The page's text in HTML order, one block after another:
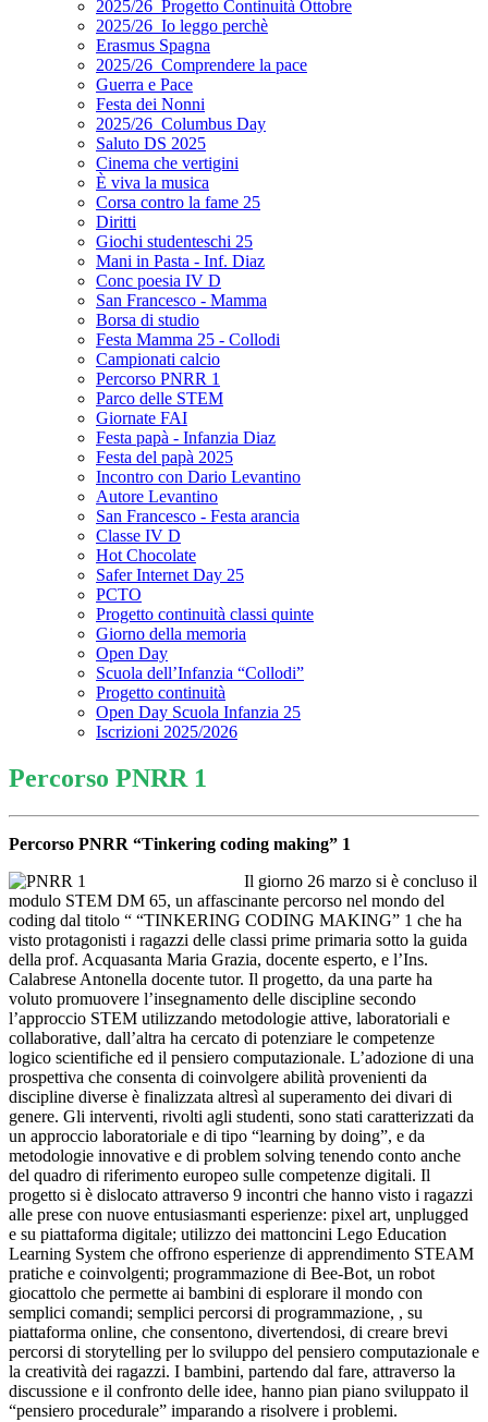
2025/26_Progetto Continuità Ottobre
2025/26_Io leggo perchè
Erasmus Spagna
2025/26_Comprendere la pace
Guerra e Pace
Festa dei Nonni
2025/26_Columbus Day
Saluto DS 2025
Cinema che vertigini
È viva la musica
Corsa contro la fame 25
Diritti
Giochi studenteschi 25
Mani in Pasta - Inf. Diaz
Conc poesia IV D
San Francesco - Mamma
Borsa di studio
Festa Mamma 25 - Collodi
Campionati calcio
Percorso PNRR 1
Parco delle STEM
Giornate FAI
Festa papà - Infanzia Diaz
Festa del papà 2025
Incontro con Dario Levantino
Autore Levantino
San Francesco - Festa arancia
Classe IV D
Hot Chocolate
Safer Internet Day 25
PCTO
Progetto continuità classi quinte
Giorno della memoria
Open Day
Scuola dell’Infanzia “Collodi”
Progetto continuità
Open Day Scuola Infanzia 25
Iscrizioni 2025/2026
Percorso PNRR 1
Percorso PNRR “Tinkering coding making” 1
Il giorno 26 marzo si è concluso il
modulo STEM DM 65, un affascinante percorso nel mondo del
coding dal titolo “ “TINKERING CODING MAKING” 1 che ha
visto protagonisti i ragazzi delle classi prime primaria sotto la guida
della prof. Acquasanta Maria Grazia, docente esperto, e l’Ins.
Calabrese Antonella docente tutor. Il progetto, da una parte ha
voluto promuovere l’insegnamento delle discipline secondo
l’approccio STEM utilizzando metodologie attive, laboratoriali e
collaborative, dall’altra ha cercato di potenziare le competenze
logico scientifiche ed il pensiero computazionale. L’adozione di una
prospettiva che consenta di coinvolgere abilità provenienti da
discipline diverse è finalizzata altresì al superamento dei divari di
genere. Gli interventi, rivolti agli studenti, sono stati caratterizzati da
un approccio laboratoriale e di tipo “learning by doing”, e da
metodologie innovative e di problem solving tenendo conto anche
del quadro di riferimento europeo sulle competenze digitali. Il
progetto si è dislocato attraverso 9 incontri che hanno visto i ragazzi
alle prese con nuove entusiasmanti esperienze: pixel art, unplugged
e su piattaforma digitale; utilizzo dei mattoncini Lego Education
Learning System che offrono esperienze di apprendimento STEAM
pratiche e coinvolgenti; programmazione di Bee-Bot, un robot
giocattolo che permette ai bambini di esplorare il mondo con
semplici comandi; semplici percorsi di programmazione, , su
piattaforma online, che consentono, divertendosi, di creare brevi
percorsi di storytelling per lo sviluppo del pensiero computazionale e
la creatività dei ragazzi. I bambini, partendo dal fare, attraverso la
discussione e il confronto delle idee, hanno pian piano sviluppato il
“pensiero procedurale” imparando a risolvere i problemi.